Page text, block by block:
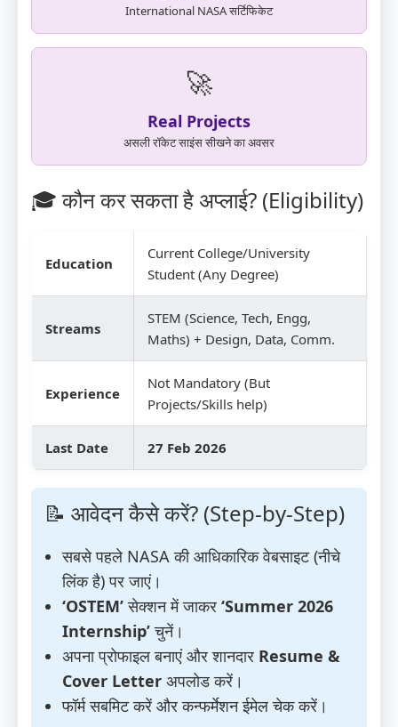
International NASA सर्टिफिकेट
🚀
Real Projects
असली रॉकेट साइंस सीखने का अवसर
🎓 कौन कर सकता है अप्लाई? (Eligibility)
Education
Current College/University
Student (Any Degree)
Streams
STEM (Science, Tech, Engg,
Maths) + Design, Data, Comm.
Experience
Not Mandatory (But
Projects/Skills help)
Last Date 27 Feb 2026
📝 आवेदन कैसे करें? (Step-by-Step)
सबसे पहले NASA की आधिकारिक वेबसाइट (नीचे
लिंक है) पर जाएं।
‘OSTEM’सेक्शन में जाकर ‘Summer 2026
Internship’चुनें।
अपना प्रोफाइल बनाएं और शानदार Resume &
Cover Letter अपलोड करें।
फॉर्म सबमिट करें और कन्फर्मेशन ईमेल चेक करें।